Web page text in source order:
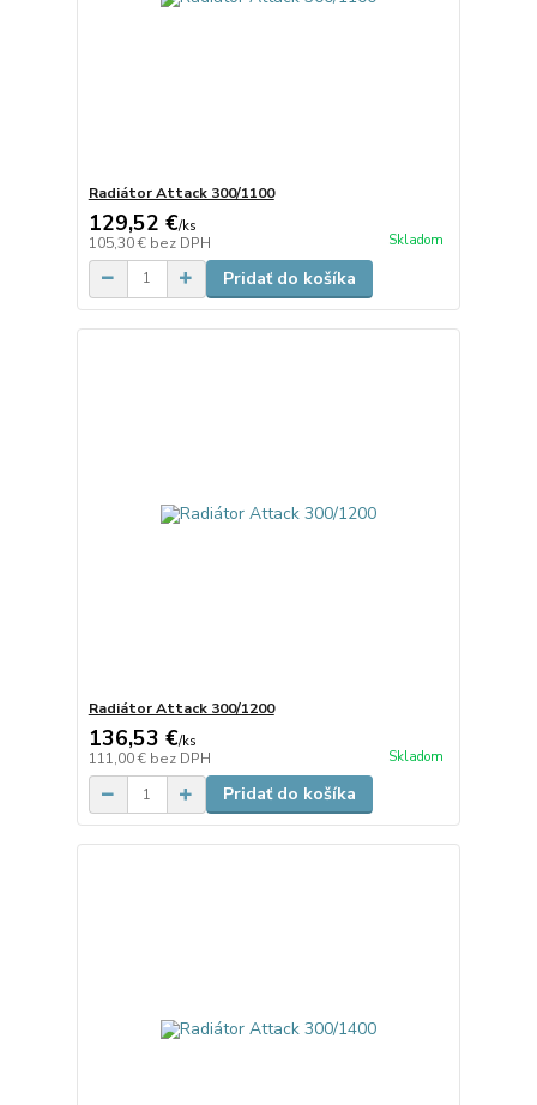
Radiátor Attack 300/1100
129,52 €/ks
105,30 € bez DPH Skladom
Pridať do košíka
Radiátor Attack 300/1200
136,53 €/ks
111,00 € bez DPH Skladom
Pridať do košíka